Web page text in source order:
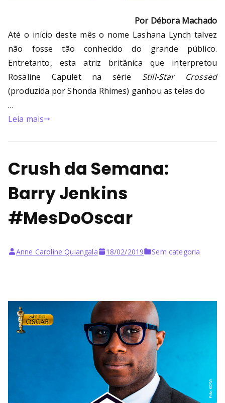
Por Débora Machado
Até o início deste mês o nome Lashana Lynch talvez
não fosse tão conhecido do grande público.
Entretanto, esta atriz britânica que interpretou
Rosaline Capulet na série Still-Star Crossed
(produzida por Shonda Rhimes) ganhou as telas do
…
Leia mais
Crush da Semana:
Barry Jenkins
#MesDoOscar
Anne Caroline Quiangala 18/02/2019 Sem categoria